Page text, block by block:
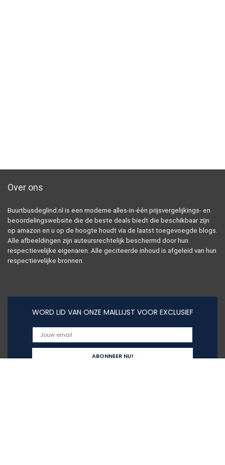
Over ons
Buurtbusdeglind.nl is een moderne alles-in-één prijsvergelijkings- en
beoordelingswebsite die de beste deals biedt die beschikbaar zijn
op amazon en u op de hoogte houdt via de laatst toegevoegde blogs.
Alle afbeeldingen zijn auteursrechtelijk beschermd door hun
respectievelijke eigenaren. Alle geciteerde inhoud is afgeleid van hun
respectievelijke bronnen.
WORD LID VAN ONZE MAILLIJST VOOR EXCLUSIEF